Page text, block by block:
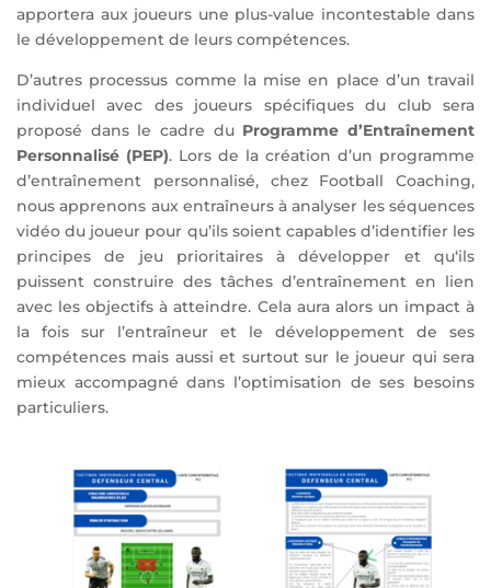
apportera aux joueurs une plus-value incontestable dans
le développement de leurs compétences.
D’autres processus comme la mise en place d’un travail
individuel avec des joueurs spécifiques du club sera
proposé dans le cadre du Programme d’Entraînement
Personnalisé (PEP). Lors de la création d’un programme
d’entraînement personnalisé, chez Football Coaching,
nousapprenons aux entraîneurs à analyser les séquences
vidéo du joueur pour qu’ils soient capables d’identifier les
principes de jeu prioritairesà développer et qu‘ils
puissent construire des tâches d’entraînement en lien
avec les objectifs à atteindre. Cela aura alors un impact à
la fois sur l’entraîneur et le développement de ses
compétences mais aussi et surtout sur le joueur qui sera
mieux accompagné dans l’optimisation de ses besoins
particuliers.